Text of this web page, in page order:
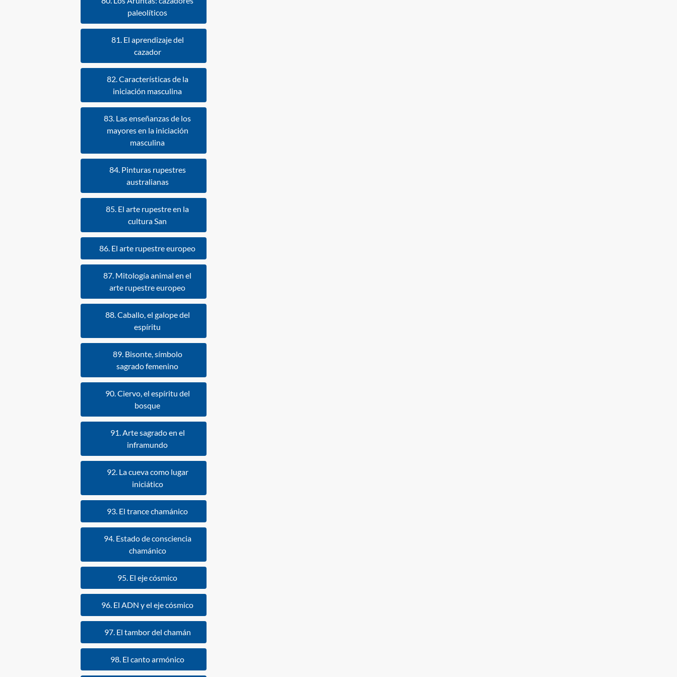
paleolíticos
81. El aprendizaje del
cazador
82. Características de la
iniciación masculina
83. Las enseñanzas de los
mayores en la iniciación
masculina
84. Pinturas rupestres
australianas
85. El arte rupestre en la
cultura San
86. El arte rupestre europeo
87. Mitología animal en el
arte rupestre europeo
88. Caballo, el galope del
espíritu
89. Bisonte, símbolo
sagrado femenino
90. Ciervo, el espíritu del
bosque
91. Arte sagrado en el
inframundo
92. La cueva como lugar
iniciático
93. El trance chamánico
94. Estado de consciencia
chamánico
95. El eje cósmico
96. El ADN y el eje cósmico
97. El tambor del chamán
98. El canto armónico